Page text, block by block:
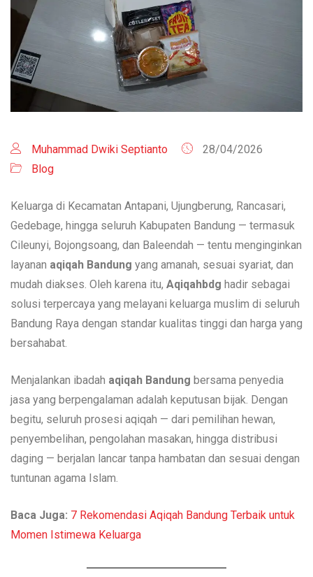
Muhammad Dwiki Septianto
28/04/2026
Blog
Keluarga di Kecamatan Antapani, Ujungberung, Rancasari,
Gedebage, hingga seluruh Kabupaten Bandung — termasuk
Cileunyi, Bojongsoang, dan Baleendah — tentu menginginkan
layanan aqiqah Bandung yang amanah, sesuai syariat, dan
mudah diakses. Oleh karena itu, Aqiqahbdg hadir sebagai
solusi terpercaya yang melayani keluarga muslim di seluruh
Bandung Raya dengan standar kualitas tinggi dan harga yang
bersahabat.
Menjalankan ibadah aqiqah Bandung bersama penyedia
jasa yang berpengalaman adalah keputusan bijak. Dengan
begitu, seluruh prosesi aqiqah — dari pemilihan hewan,
penyembelihan, pengolahan masakan, hingga distribusi
daging — berjalan lancar tanpa hambatan dan sesuai dengan
tuntunan agama Islam.
Baca Juga: 7 Rekomendasi Aqiqah Bandung Terbaik untuk
Momen Istimewa Keluarga